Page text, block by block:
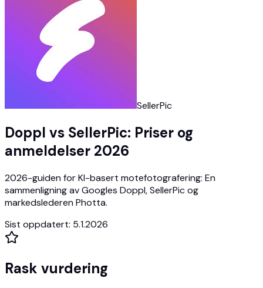
SellerPic
Doppl vs SellerPic: Priser og
anmeldelser 2026
2026-guiden for KI-basert motefotografering: En
sammenligning av Googles Doppl, SellerPic og
markedslederen Photta.
Sist oppdatert: 5.1.2026
Rask vurdering